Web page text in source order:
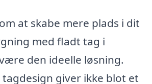
at skabe mere plads i dit
med fladt tag i
den ideelle løsning.
giver ikke blot et